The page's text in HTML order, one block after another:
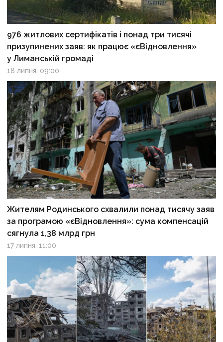
976 житлових сертифікатів і понад три тисячі
призупинених заяв: як працює «єВідновлення»
у Лиманській громаді
18 липня, 09:00
Жителям Родинського схвалили понад тисячу заяв
за програмою «єВідновлення»: сума компенсацій
сягнула 1,38 млрд грн
17 липня, 11:00